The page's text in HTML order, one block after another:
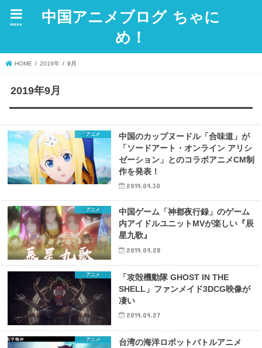
中国アニメブログ ちゃに
め！
menu
HOME 2019年 9月
2019年9月
アニメ
中国のカップヌードル「合味道」が
「ソードアート・オンライン アリシ
ゼーション」とのコラボアニメCM制
作を発表！
2019.09.30
アニメ
中国ゲーム「神都夜行録」のゲーム
内アイドルユニットMVが楽しい『辰
星九歌』
2019.09.28
アニメ
「攻殻機動隊 GHOST IN THE
SHELL」ファンメイド3DCG映像が
凄い
2019.09.27
アニメ
台湾の海洋ロボットバトルアニメ